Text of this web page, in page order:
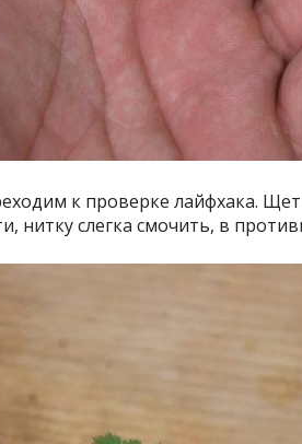
к проверке лайфхака.
нитку слегка смочить, в